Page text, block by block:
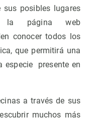
posibles lugares
página web
conocer todos los
que permitirá una
especie presente en
a través de sus
muchos más